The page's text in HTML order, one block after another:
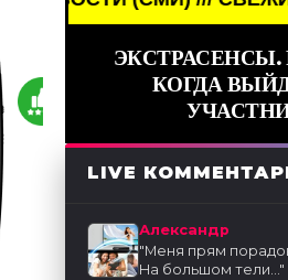
0
ЭКСТРАСЕНСЫ.
КОГДА
LIVE
Александр
"Меня прям
На большом тели..."